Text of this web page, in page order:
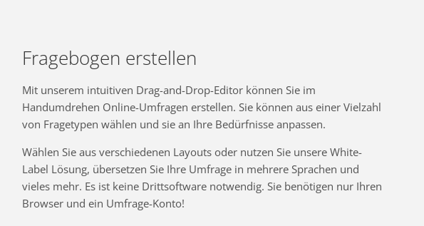
Fragebogen erstellen
Mit unserem intuitiven Drag-and-Drop-Editor können Sie im
Handumdrehen Online-Umfragen erstellen. Sie können aus einer Vielzahl
von Fragetypen wählen und sie an Ihre Bedürfnisse anpassen.
Wählen Sie aus verschiedenen Layouts oder nutzen Sie unsere White-
Label Lösung, übersetzen Sie Ihre Umfrage in mehrere Sprachen und
vieles mehr. Es ist keine Drittsoftware notwendig. Sie benötigen nur Ihren
Browser und ein Umfrage-Konto!